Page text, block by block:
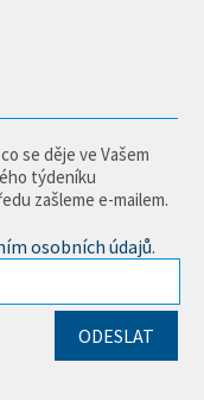
se děje ve Vašem
týdeníku
zašleme e-mailem.
osobních údajů.